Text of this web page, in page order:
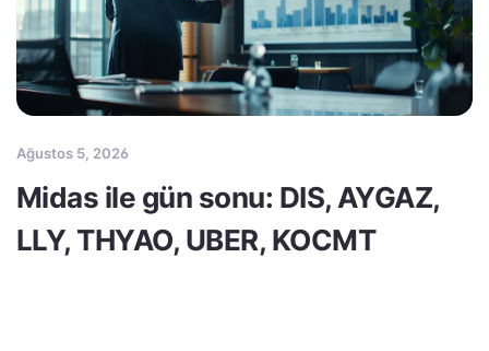
Ağustos 5, 2026
Midas ile gün sonu: DIS, AYGAZ,
LLY, THYAO, UBER, KOCMT